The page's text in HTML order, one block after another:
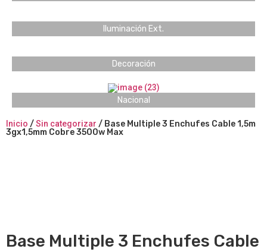
Iluminación Ext.
Decoración
Nacional
Inicio /Sin categorizar / Base Multiple 3 Enchufes Cable 1,5m
3gx1,5mm Cobre 3500w Max
Base Multiple 3 Enchufes Cable